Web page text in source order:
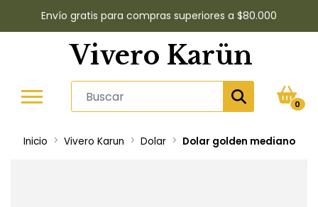
Envío gratis para compras superiores a $80.000
Vivero Karün
0
Inicio Vivero Karun Dolar Dolar golden mediano